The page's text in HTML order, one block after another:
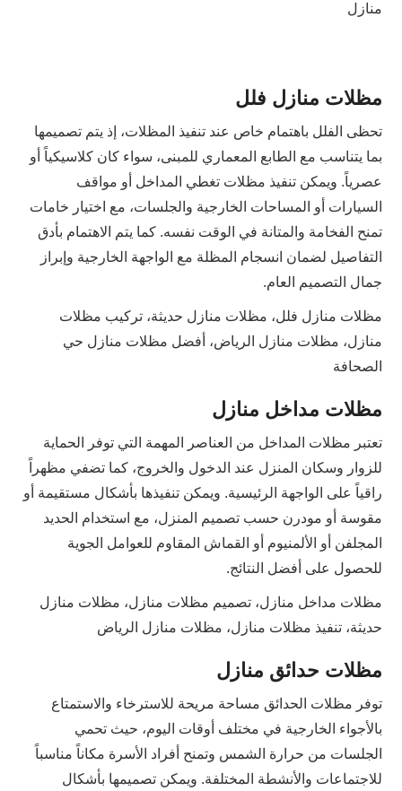
منازل
مظلات منازل فلل
تحظى الفلل باهتمام خاص عند تنفيذ المظلات، إذ يتم تصميمها
بما يتناسب مع الطابع المعماري للمبنى، سواء كان كلاسيكياً أو
عصرياً. ويمكن تنفيذ مظلات تغطي المداخل أو مواقف
السيارات أو المساحات الخارجية والجلسات، مع اختيار خامات
تمنح الفخامة والمتانة في الوقت نفسه. كما يتم الاهتمام بأدق
التفاصيل لضمان انسجام المظلة مع الواجهة الخارجية وإبراز
جمال التصميم العام.
مظلات منازل فلل، مظلات منازل حديثة، تركيب مظلات
منازل، مظلات منازل الرياض، أفضل مظلات منازل حي
الصحافة
مظلات مداخل منازل
تعتبر مظلات المداخل من العناصر المهمة التي توفر الحماية
للزوار وسكان المنزل عند الدخول والخروج، كما تضفي مظهراً
راقياً على الواجهة الرئيسية. ويمكن تنفيذها بأشكال مستقيمة أو
مقوسة أو مودرن حسب تصميم المنزل، مع استخدام الحديد
المجلفن أو الألمنيوم أو القماش المقاوم للعوامل الجوية
للحصول على أفضل النتائج.
مظلات مداخل منازل، تصميم مظلات منازل، مظلات منازل
حديثة، تنفيذ مظلات منازل، مظلات منازل الرياض
مظلات حدائق منازل
توفر مظلات الحدائق مساحة مريحة للاسترخاء والاستمتاع
بالأجواء الخارجية في مختلف أوقات اليوم، حيث تحمي
الجلسات من حرارة الشمس وتمنح أفراد الأسرة مكاناً مناسباً
للاجتماعات والأنشطة المختلفة. ويمكن تصميمها بأشكال